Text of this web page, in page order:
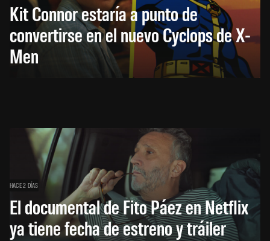
Kit Connor estaría a punto de
convertirse en el nuevo Cyclops de X-
Men
HACE 2 DÍAS
El documental de Fito Páez en Netflix
ya tiene fecha de estreno y tráiler